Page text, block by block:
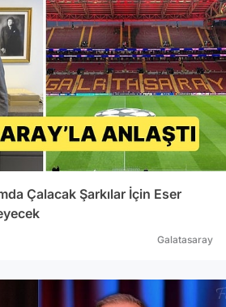
Çalacak Şarkılar İçin Eser
Galatasaray